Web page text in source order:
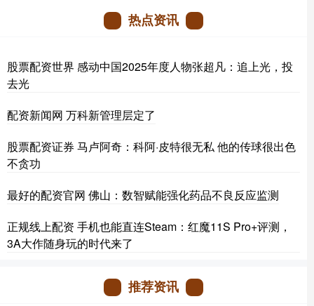
热点资讯
股票配资世界 感动中国2025年度人物张超凡：追上光，投
去光
配资新闻网 万科新管理层定了
股票配资证券 马卢阿奇：科阿·皮特很无私 他的传球很出色
不贪功
最好的配资官网 佛山：数智赋能强化药品不良反应监测
正规线上配资 手机也能直连Steam：红魔11S Pro+评测，
3A大作随身玩的时代来了
推荐资讯